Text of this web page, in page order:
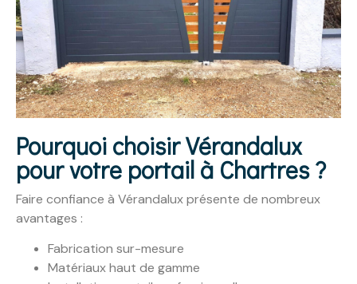
Pourquoi choisir Vérandalux
pour votre portail à Chartres ?
Faire confiance à Vérandalux présente de nombreux
avantages :
Fabrication sur-mesure
Matériaux haut de gamme